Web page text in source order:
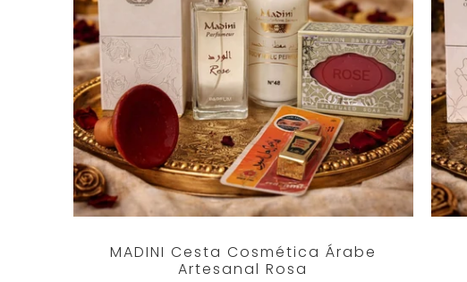
MADINI Cesta Cosmética Árabe
Artesanal Rosa